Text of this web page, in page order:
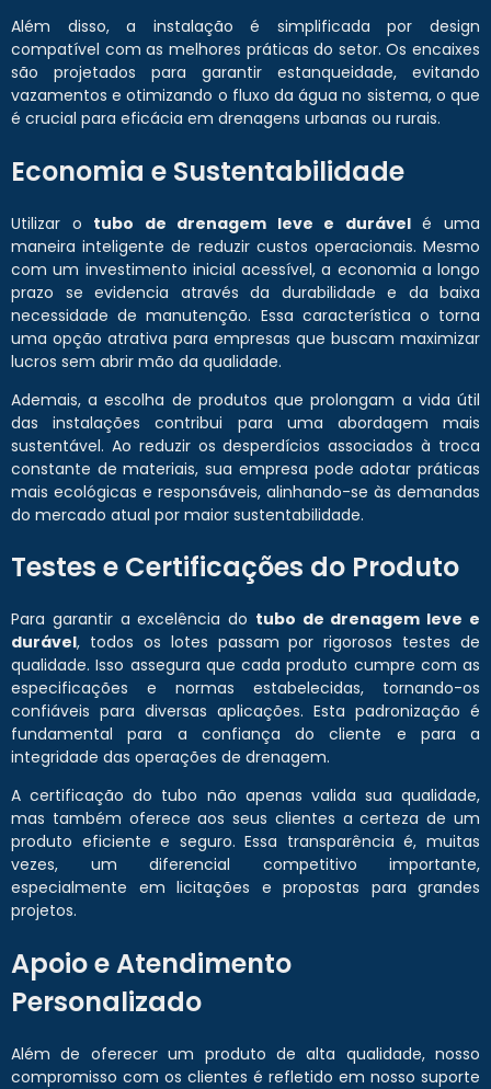
Além disso, a instalação é simplificada por design
compatível com as melhores práticas do setor. Os encaixes
são projetados para garantir estanqueidade, evitando
vazamentos e otimizando o fluxo da água no sistema, o que
é crucial para eficácia em drenagens urbanas ou rurais.
Economia e Sustentabilidade
Utilizar o tubo de drenagem leve e durávelé uma
maneira inteligente de reduzir custos operacionais. Mesmo
com um investimento inicial acessível, a economia a longo
prazo se evidencia através da durabilidade e da baixa
necessidade de manutenção. Essa característica o torna
uma opção atrativa para empresas que buscam maximizar
lucros sem abrir mão da qualidade.
Ademais, a escolha de produtos que prolongam a vida útil
das instalações contribui para uma abordagem mais
sustentável. Ao reduzir os desperdícios associados à troca
constante de materiais, sua empresa pode adotar práticas
mais ecológicas e responsáveis, alinhando-se às demandas
do mercado atual por maior sustentabilidade.
Testes e Certificações do Produto
Para garantir a excelência do tubo de drenagem leve e
durável, todos os lotes passam por rigorosos testes de
qualidade. Isso assegura que cada produto cumpre com as
especificações e normas estabelecidas, tornando-os
confiáveis para diversas aplicações. Esta padronização é
fundamental para a confiança do cliente e para a
integridade das operações de drenagem.
A certificação do tubo não apenas valida sua qualidade,
mas também oferece aos seus clientes a certeza de um
produto eficiente e seguro. Essa transparência é, muitas
vezes, um diferencial competitivo importante,
especialmente em licitações e propostas para grandes
projetos.
Apoio e Atendimento
Personalizado
Além de oferecer um produto de alta qualidade, nosso
compromisso com os clientes é refletido em nosso suporte